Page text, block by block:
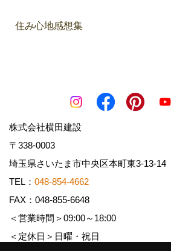
住み心地感想集
株式会社横田建設
〒338-0003
埼玉県さいたま市中央区本町東3-13-14
TEL： 048-854-4662
FAX：048-855-6648
＜営業時間＞09:00～18:00
＜定休日＞日曜・祝日